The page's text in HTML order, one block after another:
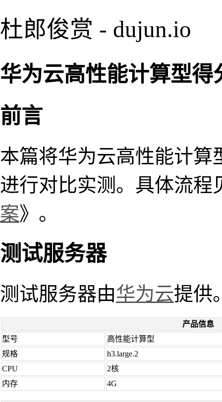
杜郎俊赏 - dujun.io
华为云高性能计算型得
前言
本篇将华为云高性能计
进行对比实测。具体流程
案》。
测试服务器
测试服务器由华为云提供
产品信息
型号
高性能计算型
规格
h3.large.2
CPU
2核
内存
4G